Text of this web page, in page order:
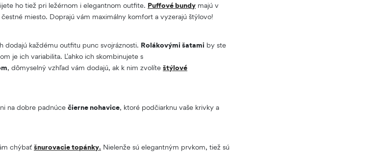
ho tiež pri ležérnom i elegantnom outfite. Puffové bundy majú v
miesto. Doprajú vám maximálny komfort a vyzerajú štýlovo!
dodajú každému outfitu punc svojráznosti. Rolákovými šatami by ste
je ich variabilita. Ľahko ich skombinujete s
, dômyselný vzhľad vám dodajú, ak k nim zvolíte štýlové
na dobre padnúce čierne nohavice, ktoré podčiarknu vaše krivky a
chýbať šnurovacie topánky. Nielenže sú elegantným prvkom, tiež sú